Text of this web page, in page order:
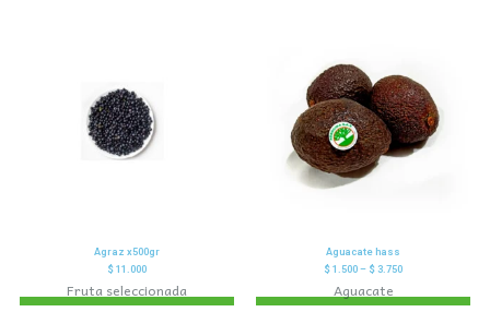
Agraz x500gr
$11.000
Fruta seleccionada
Aguacate hass
$ 1.500 – $ 3.750
Aguacate